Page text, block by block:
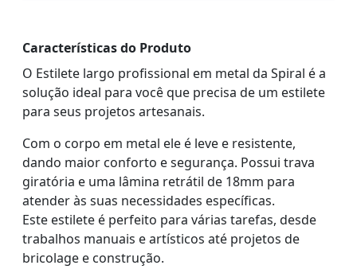
Características do Produto
O Estilete largo profissional em metal da Spiral é a
solução ideal para você que precisa de um estilete
para seus projetos artesanais.
Com o corpo em metal ele é leve e resistente,
dando maior conforto e segurança. Possui trava
giratória e uma lâmina retrátil de 18mm para
atender às suas necessidades específicas.
Este estilete é perfeito para várias tarefas, desde
trabalhos manuais e artísticos até projetos de
bricolage e construção.